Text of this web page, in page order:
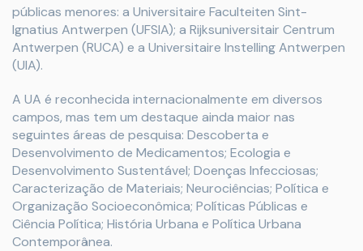
públicas menores: a Universitaire Faculteiten Sint-
Ignatius Antwerpen (UFSIA); a Rijksuniversitair Centrum
Antwerpen (RUCA) e a Universitaire Instelling Antwerpen
(UIA).
A UA é reconhecida internacionalmente em diversos
campos, mas tem um destaque ainda maior nas
seguintes áreas de pesquisa: Descoberta e
Desenvolvimento de Medicamentos; Ecologia e
Desenvolvimento Sustentável; Doenças Infecciosas;
Caracterização de Materiais; Neurociências; Política e
Organização Socioeconômica; Políticas Públicas e
Ciência Política; História Urbana e Política Urbana
Contemporânea.